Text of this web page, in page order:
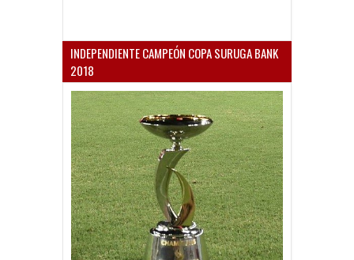
INDEPENDIENTE CAMPEÓN COPA SURUGA BANK
2018